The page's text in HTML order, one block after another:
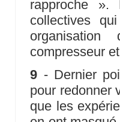
rapproche ».
collectives
compresseur
9 - Dernier
pour redonner
que les